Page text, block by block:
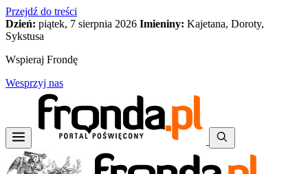
Przejdź do treści
Dzień: piątek, 7 sierpnia 2026 Imieniny: Kajetana, Doroty,
Sykstusa
Wspieraj Frondę
Wesprzyj nas